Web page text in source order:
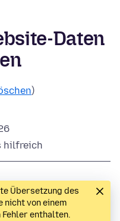
Daten
)
hilfreich
Übersetzung des
nicht von einem
enthalten.